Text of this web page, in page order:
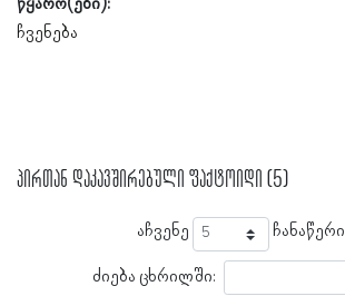
წყარო(ები):
ჩვენება
პირთან დაკავშირებული ფაქტოიდი (5)
აჩვენე ჩანაწერი
ძიება ცხრილში: